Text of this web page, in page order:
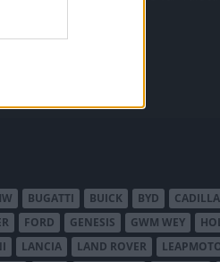
BUGATTI BUICK BYD
FORD GENESIS GWM WEY
LANCIA LAND ROVER